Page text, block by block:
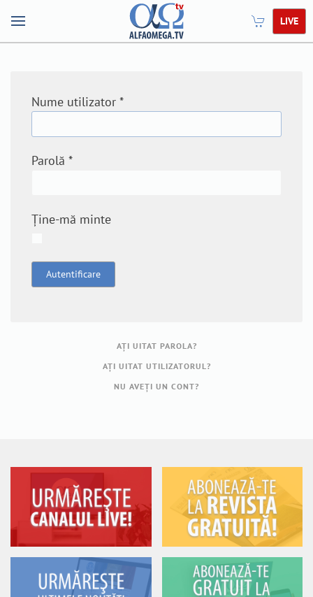
LIVE
Nume utilizator *
Parolă *
Ține-mă minte
Autentificare
AŢI UITAT PAROLA?
AŢI UITAT UTILIZATORUL?
NU AVEȚI UN CONT?